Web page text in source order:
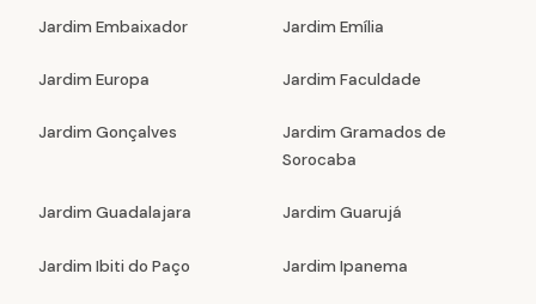
Jardim Embaixador Jardim Emília
Jardim Europa Jardim Faculdade
Jardim Gonçalves
Jardim Gramados de
Sorocaba
Jardim Guadalajara Jardim Guarujá
Jardim Ibiti do Paço Jardim Ipanema